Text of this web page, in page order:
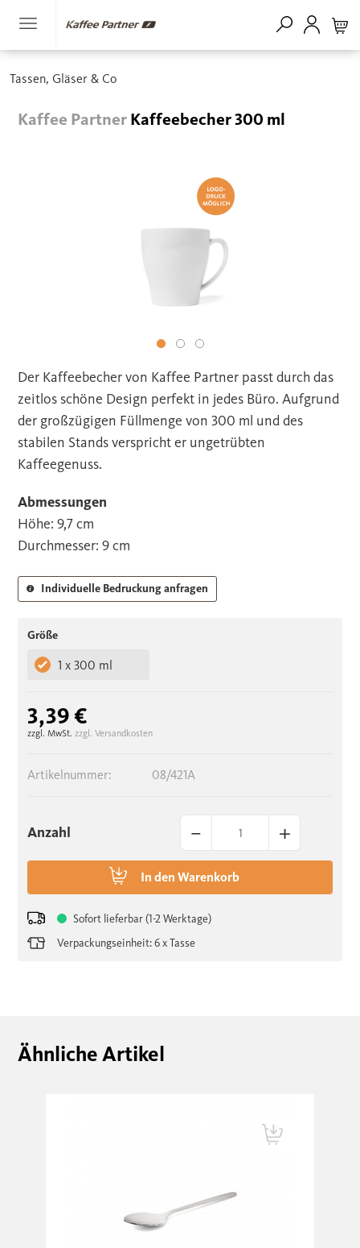
Tassen, Gläser & Co
Kaffee PartnerKaffeebecher 300 ml
Der Kaffeebecher von Kaffee Partner passt durch das
zeitlos schöne Design perfekt in jedes Büro. Aufgrund
der großzügigen Füllmenge von 300 ml und des
stabilen Stands verspricht er ungetrübten
Kaffeegenuss.
Abmessungen
Höhe: 9,7 cm
Durchmesser: 9 cm
Individuelle Bedruckung anfragen
Größe
1 x 300 ml
3,39 €
zzgl. MwSt. zzgl. Versandkosten
Sofort lieferbar (1-2 Werktage)
Verpackungseinheit: 6 x Tasse
Artikelnummer: 08/421A
Anzahl – +
In den Warenkorb
Ähnliche Artikel